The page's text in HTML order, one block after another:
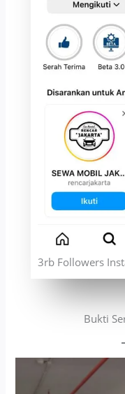
3rb Followers
Bukti